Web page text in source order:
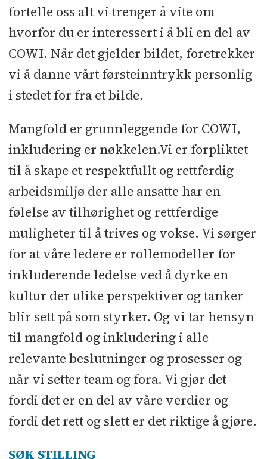
fortelle oss alt vi trenger å vite om
hvorfor du er interessert i å bli en del av
COWI. Når det gjelder bildet, foretrekker
vi å danne vårt førsteinntrykk personlig
i stedet for fra et bilde.
Mangfold er grunnleggende for COWI,
inkludering er nøkkelen.Vi er forpliktet
til å skape et respektfullt og rettferdig
arbeidsmiljø der alle ansatte har en
følelse av tilhørighet og rettferdige
muligheter til å trives og vokse. Vi sørger
for at våre ledere er rollemodeller for
inkluderende ledelse ved å dyrke en
kultur der ulike perspektiver og tanker
blir sett på som styrker. Og vi tar hensyn
til mangfold og inkludering i alle
relevante beslutninger og prosesser og
når vi setter team og fora. Vi gjør det
fordi det er en del av våre verdier og
fordi det rett og slett er det riktige å gjøre.
SØK STILLING